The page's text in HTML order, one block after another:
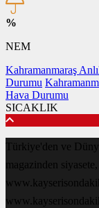
%
NEM
Kahramanmaraş
Durumu
Hava Durumu
SICAKLIK
Türkiye'den ve
magazinden